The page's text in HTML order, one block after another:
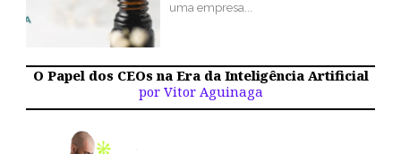
uma empresa...
O Papel dos CEOs na Era da Inteligência Artificial
por Vitor Aguinaga